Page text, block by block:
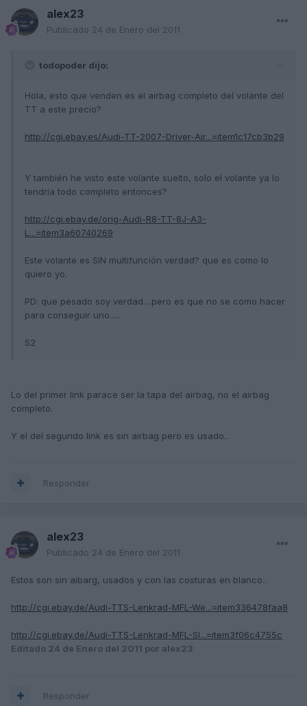
alex23
Publicado 24 de Enero del 2011
todopoder dijo:
Hola, esto que venden es el airbag completo del volante del
TT a este precio?
http://cgi.ebay.es/Audi-TT-2007-Driver-Air...=item1c17cb3b29
Y también he visto este volante suelto, solo el volante ya lo
tendría todo completo entonces?
http://cgi.ebay.de/orig-Audi-R8-TT-8J-A3-
L...=item3a60740269
Este volante es SIN multifunción verdad? que es como lo
quiero yo.
PD: que pesado soy verdad....pero es que no se como hacer
para conseguir uno.....
S2
Lo del primer link parace ser la tapa del airbag, no el airbag
completo.
Y el del segundo link es sin airbag pero es usado..
Responder
alex23
Publicado 24 de Enero del 2011
Estos son sin aibarg, usados y con las costuras en blanco..
http://cgi.ebay.de/Audi-TTS-Lenkrad-MFL-We...=item336478faa8
http://cgi.ebay.de/Audi-TTS-Lenkrad-MFL-Sl...=item3f06c4755c
Editado 24 de Enero del 2011 por alex23
Responder